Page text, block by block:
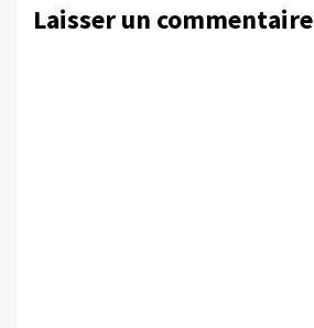
Laisser un commentaire